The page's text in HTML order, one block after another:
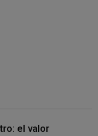
el valor